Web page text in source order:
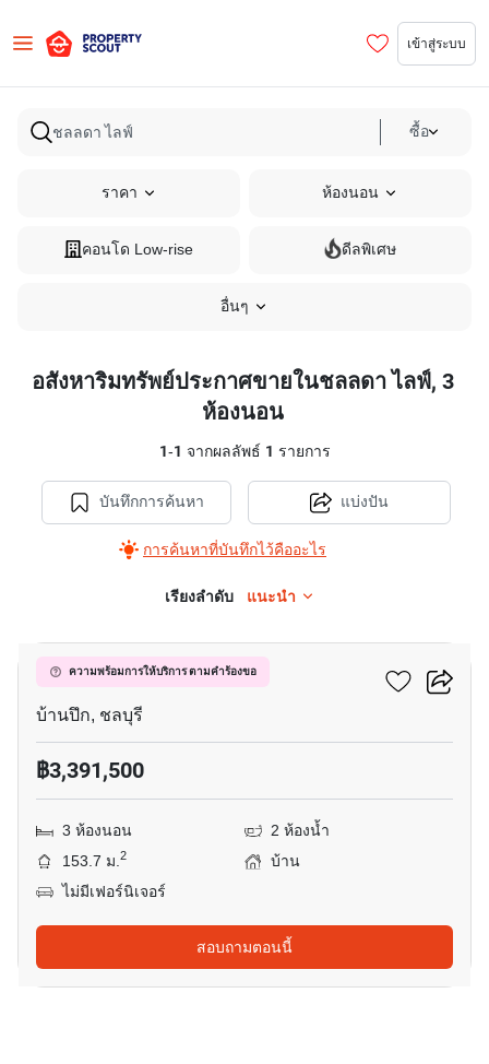
เข้าสู่ระบบ
ซื้อ
ราคา ห้องนอน
คอนโด Low-rise ดีลพิเศษ
อื่นๆ
อสังหาริมทรัพย์ประกาศขายในชลลดา ไลฟ์, 3
ห้องนอน
1-1 จากผลลัพธ์ 1 รายการ
บันทึกการค้นหา
การค้นหาที่บันทึกไว้คืออะไร
แบ่งปัน
เรียงลำดับ แนะนำ
ความพร้อมการให้บริการ ตามคำร้องขอ
ชลลดา ไลฟ์
บ้านปึก, ชลบุรี
฿3,391,500
3 ห้องนอน
2 ห้องน้ำ
153.7 ม.2
บ้าน
ไม่มีเฟอร์นิเจอร์
สอบถามตอนนี้